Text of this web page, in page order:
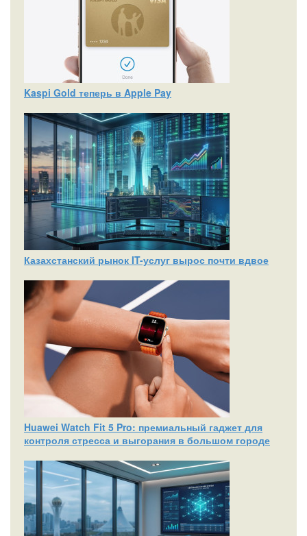
Kaspi Gold теперь в Apple Pay
Казахстанский рынок IT-услуг вырос почти вдвое
Huawei Watch Fit 5 Pro: премиальный гаджет для
контроля стресса и выгорания в большом городе